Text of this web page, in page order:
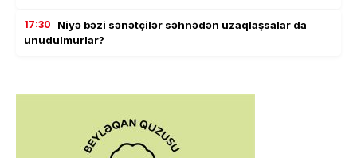
17:30
Niyə bəzi sənətçilər səhnədən uzaqlaşsalar da
unudulmurlar?